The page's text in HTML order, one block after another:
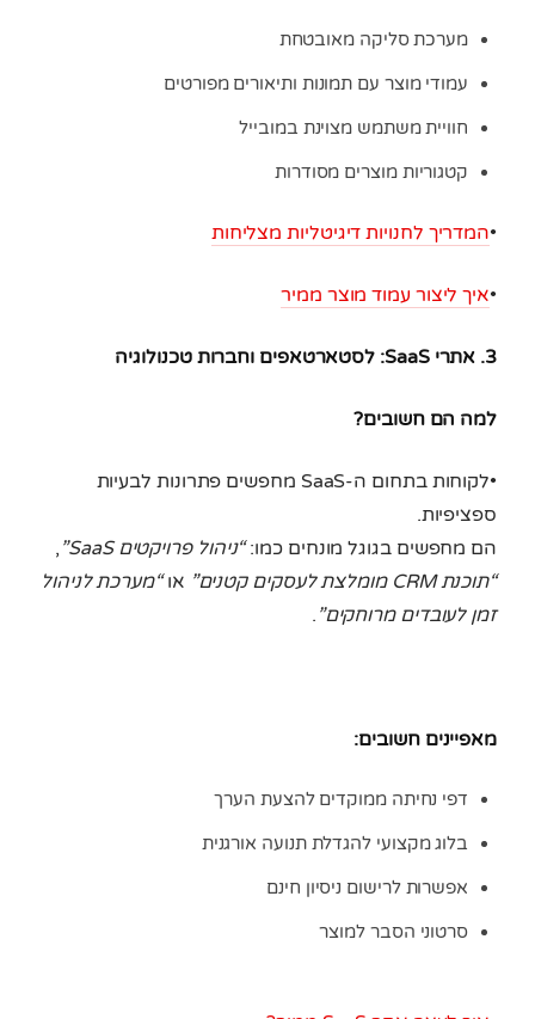
מערכת סליקה מאובטחת
עמודי מוצר עם תמונות ותיאורים מפורטים
חוויית משתמש מצוינת במובייל
קטגוריות מוצרים מסודרות
•המדריך לחנויות דיגיטליות מצליחות
•איך ליצור עמוד מוצר ממיר
3. אתרי SaaS: לסטארטאפים וחברות טכנולוגיה
למה הם חשובים?
•לקוחות בתחום ה-SaaS מחפשים פתרונות לבעיות
ספציפיות.
הם מחפשים בגוגל מונחים כמו:“ניהול פרויקטים SaaS”
,
“תוכנת CRM מומלצת לעסקים קטנים”
או“מערכת לניהול
זמן לעובדים מרוחקים” .
מאפיינים חשובים:
דפי נחיתה ממוקדים להצעת הערך
בלוג מקצועי להגדלת תנועה אורגנית
אפשרות לרישום ניסיון חינם
סרטוני הסבר למוצר